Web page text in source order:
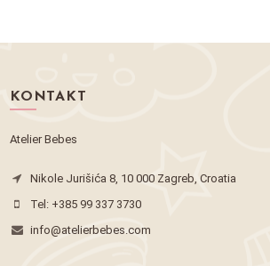
KONTAKT
Atelier Bebes
Nikole Jurišića 8, 10 000 Zagreb, Croatia
Tel: +385 99 337 3730
info@atelierbebes.com